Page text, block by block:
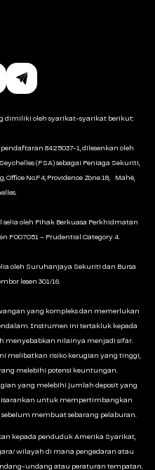
dimiliki oleh syarikat-syarikat berikut:
8425037-1, dilesenkan oleh
(FSA) sebagai Peniaga Sekuriti,
No.F4, Providence Zone 18, Mahé,
oleh Pihak Berkuasa Perkhidmatan
F007051 – Prudential Category 4.
oleh Suruhanjaya Sekuriti dan Bursa
lesen 301/16.
yang kompleks dan memerlukan
Instrumen ini tertakluk kepada
menyebabkan nilainya menjadi sifar.
melibatkan risiko kerugian yang tinggi,
melebihi potensi keuntungan.
yang melebihi jumlah deposit yang
untuk mempertimbangkan
membuat sebarang pelaburan.
kepada penduduk Amerika Syarikat,
wilayah di mana pengedaran atau
undang atau peraturan tempatan.